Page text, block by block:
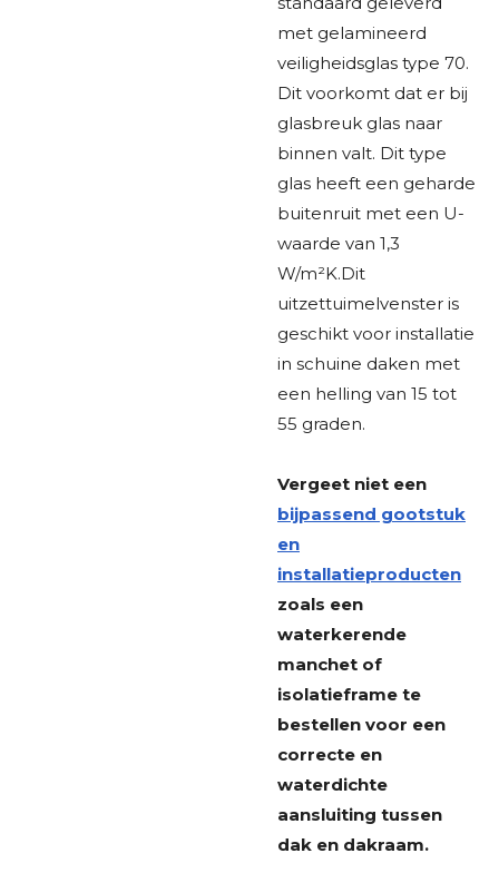
met gelamineerd
veiligheidsglas type 70.
Dit voorkomt dat er bij
glasbreuk glas naar
binnen valt. Dit type
glas heeft een geharde
buitenruit met een U-
waarde van 1,3
W/m²K.Dit
uitzettuimelvenster is
geschikt voor installatie
in schuine daken met
een helling van 15 tot
55 graden.
Vergeet niet een
bijpassend gootstuk
en
installatieproducten
zoals een
waterkerende
manchet of
isolatieframe te
bestellen voor een
correcte en
waterdichte
aansluiting tussen
dak en dakraam.